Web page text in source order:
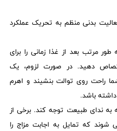
بدنی منظم به تحریک عملکرد
طور مرتب بعد از غذا زمانی را برای
دهید. در صورت لزوم، یک
راحت روی توالت بنشیند و اهرم
داشته باشد.
ندای طبیعت توجه کند. برخی از
شوند که تمایل به اجابت مزاج را